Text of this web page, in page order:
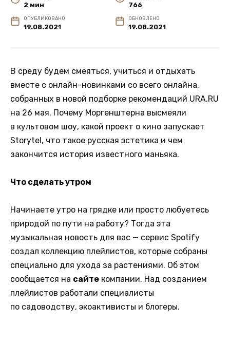
2 мин 766
ОПУБЛИКОВАНО
19.08.2021
ОБНОВЛЕНО
19.08.2021
В среду будем смеяться, учиться и отдыхать
вместе с онлайн-новинками со всего онлайна,
собранных в новой подборке рекомендаций URA.RU
на 26 мая. Почему Моргенштерна высмеяли
в культовом шоу, какой проект о кино запускает
Storytel, что такое русская эстетика и чем
закончится история известного маньяка.
Что сделать утром
Начинаете утро на грядке или просто любуетесь
природой по пути на работу? Тогда эта
музыкальная новость для вас — сервис Spotify
создал коллекцию плейлистов, которые собраны
специально для ухода за растениями. Об этом
сообщается на сайте компании. Над созданием
плейлистов работали специалисты
по садоводству, экоактивисты и блогеры.